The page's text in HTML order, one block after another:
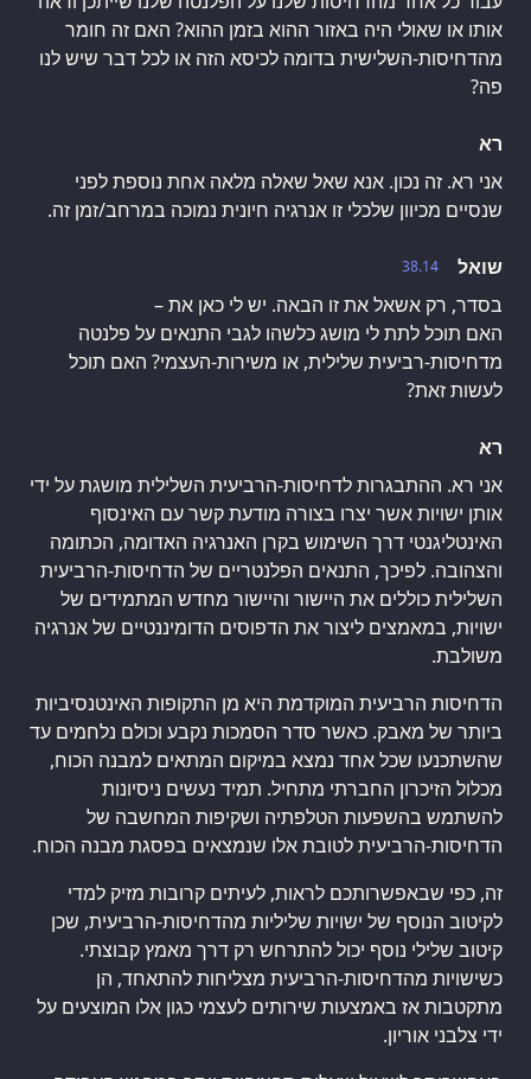
אותו או שאולי היה באזור ההוא בזמן ההוא? האם זה חומר
מהדחיסות-השלישית בדומה לכיסא הזה או לכל דבר שיש לנו
פה?
רא
אני רא. זה נכון. אנא שאל שאלה מלאה אחת נוספת לפני
שנסיים מכיוון שלכלי זו אנרגיה חיונית נמוכה במרחב/זמן זה.
38.14
שואל
האם תוכל לתת לי מושג כלשהו לגבי התנאים על פלנטה
מדחיסות-רביעית שלילית, או משירות-העצמי? האם תוכל
לעשות זאת?
רא
אני רא. ההתבגרות לדחיסות-הרביעית השלילית מושגת על ידי
אותן ישויות אשר יצרו בצורה מודעת קשר עם האינסוף
האינטליגנטי דרך השימוש בקרן האנרגיה האדומה, הכתומה
והצהובה. לפיכך, התנאים הפלנטריים של הדחיסות-הרביעית
השלילית כוללים את היישור והיישור מחדש המתמידים של
ישויות, במאמצים ליצור את הדפוסים הדומיננטיים של אנרגיה
משולבת.
הדחיסות הרביעית המוקדמת היא מן התקופות האינטנסיביות
ביותר של מאבק. כאשר סדר הסמכות נקבע וכולם נלחמים עד
שהשתכנעו שכל אחד נמצא במיקום המתאים למבנה הכוח,
מכלול הזיכרון החברתי מתחיל. תמיד נעשים ניסיונות
להשתמש בהשפעות הטלפתיה ושקיפות המחשבה של
הדחיסות-הרביעית לטובת אלו שנמצאים בפסגת מבנה הכוח.
זה, כפי שבאפשרותכם לראות, לעיתים קרובות מזיק למדי
לקיטוב הנוסף של ישויות שליליות מהדחיסות-הרביעית, שכן
קיטוב שלילי נוסף יכול להתרחש רק דרך מאמץ קבוצתי.
כשישויות מהדחיסות-הרביעית מצליחות להתאחד, הן
מתקטבות אז באמצעות שירותים לעצמי כגון אלו המוצעים על
ידי צלבני אוריון.